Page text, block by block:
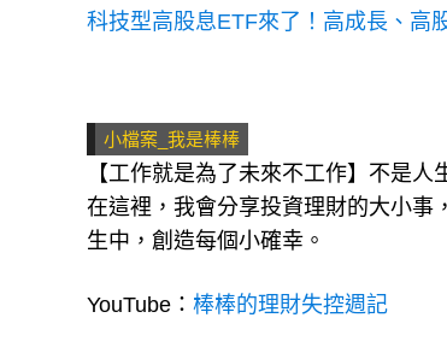
科技型高股息ETF來了！高成長、高
小檔案_我是棒棒
【工作就是為了未來不工作】不是
在這裡，我會分享投資理財的大小事
生中，創造每個小確幸。
YouTube： 棒棒的理財失控週記